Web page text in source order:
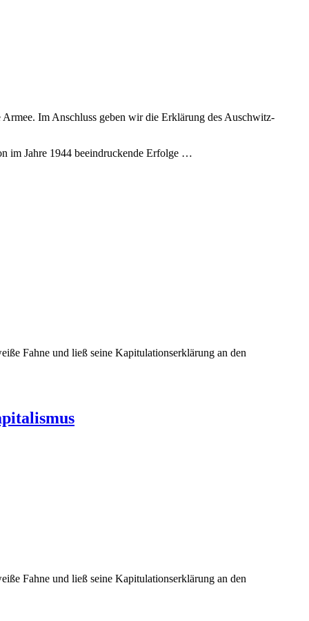
Im Anschluss geben wir die Erklärung des Auschwitz-
im Jahre 1944 beeindruckende Erfolge …
Fahne und ließ seine Kapitulationserklärung an den
Fahne und ließ seine Kapitulationserklärung an den